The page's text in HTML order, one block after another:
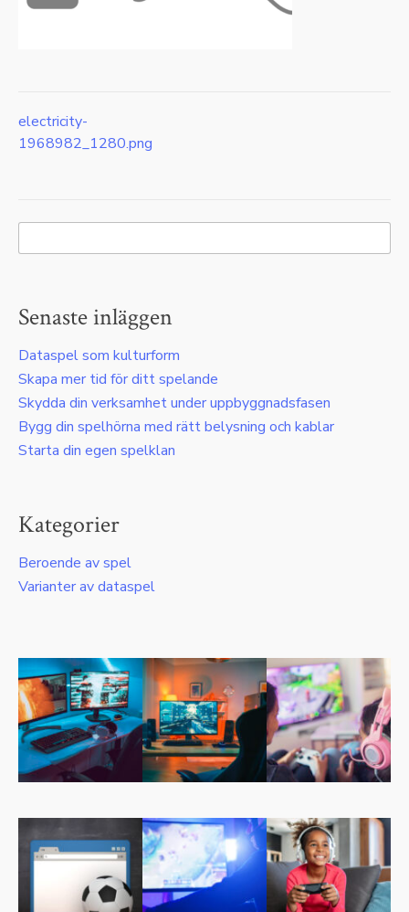
Inläggsnavigering
electricity-
1968982_1280.png
Senaste inläggen
Dataspel som kulturform
Skapa mer tid för ditt spelande
Skydda din verksamhet under uppbyggnadsfasen
Bygg din spelhörna med rätt belysning och kablar
Starta din egen spelklan
Kategorier
Beroende av spel
Varianter av dataspel